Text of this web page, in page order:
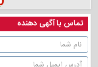
تماس با آگهی دهنده